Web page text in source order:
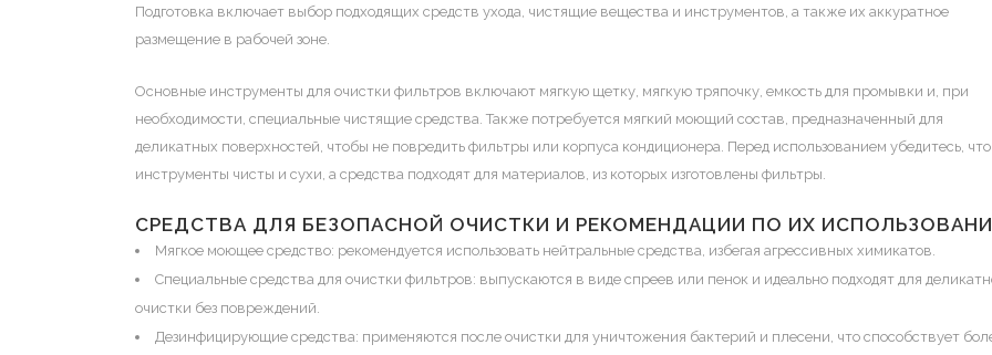
Подготовка включает выбор подходящих средств ухода, чистящие вещества и инструментов, а также их аккуратное
размещение в рабочей зоне.
Основные инструменты для очистки фильтров включают мягкую щетку, мягкую тряпочку, емкость для промывки и, при
необходимости, специальные чистящие средства. Также потребуется мягкий моющий состав, предназначенный для
деликатных поверхностей, чтобы не повредить фильтры или корпуса кондиционера. Перед использованием убедитесь,
инструменты чисты и сухи, а средства подходят для материалов, из которых изготовлены фильтры.
СРЕДСТВА ДЛЯ БЕЗОПАСНОЙ ОЧИСТКИ И РЕКОМЕНДАЦИИ ПО ИХ
Мягкое моющее средство: рекомендуется использовать нейтральные средства, избегая агрессивных химикатов.
Специальные средства для очистки фильтров: выпускаются в виде спреев или пенок и идеально подходят для
очистки без повреждений.
Дезинфицирующие средства: применяются после очистки для уничтожения бактерий и плесени, что способствует